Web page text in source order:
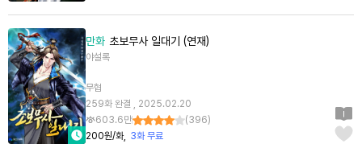
만화 초보무사 일대기 (연재)
야설록
무협
259화 완결 , 2025.02.20
603.6만
(396)
200원/화
3화 무료